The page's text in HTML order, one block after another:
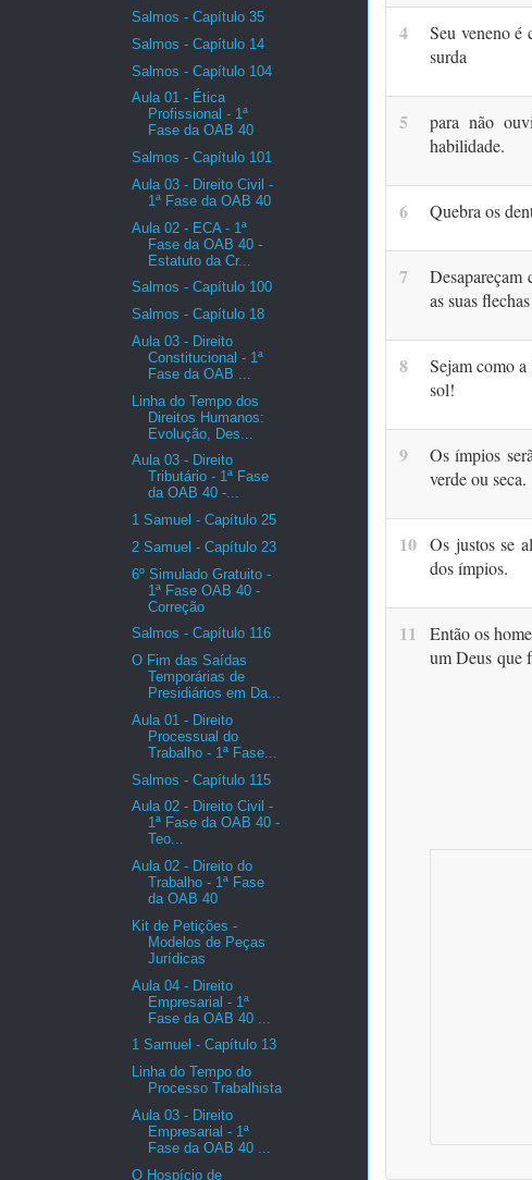
4 Seu veneno é
surda
5 para não
habilidade.
6 Quebra os
7 Desapareçam
as suas
8 Sejam como a
sol!
9 Os ímpios
verde ou seca.
10 Os justos se
dos ímpios.
11 Então os
um Deus que
Salmos - Capítulo 35
Salmos - Capítulo 14
Salmos - Capítulo 104
Aula 01 - Ética
Profissional - 1ª
Fase da OAB 40
Salmos - Capítulo 101
Aula 03 - Direito Civil -
1ª Fase da OAB 40
Aula 02 - ECA - 1ª
Fase da OAB 40 -
Estatuto da Cr...
Salmos - Capítulo 100
Salmos - Capítulo 18
Aula 03 - Direito
Constitucional - 1ª
Fase da OAB ...
Linha do Tempo dos
Direitos Humanos:
Evolução, Des...
Aula 03 - Direito
Tributário - 1ª Fase
da OAB 40 -...
1 Samuel - Capítulo 25
2 Samuel - Capítulo 23
6º Simulado Gratuito -
1ª Fase OAB 40 -
Correção
Salmos - Capítulo 116
O Fim das Saídas
Temporárias de
Presidiários em Da...
Aula 01 - Direito
Processual do
Trabalho - 1ª Fase...
Salmos - Capítulo 115
Aula 02 - Direito Civil -
1ª Fase da OAB 40 -
Teo...
Aula 02 - Direito do
Trabalho - 1ª Fase
da OAB 40
Kit de Petições -
Modelos de Peças
Jurídicas
Aula 04 - Direito
Empresarial - 1ª
Fase da OAB 40 ...
1 Samuel - Capítulo 13
Linha do Tempo do
Processo Trabalhista
Aula 03 - Direito
Empresarial - 1ª
Fase da OAB 40 ...
O Hospício de